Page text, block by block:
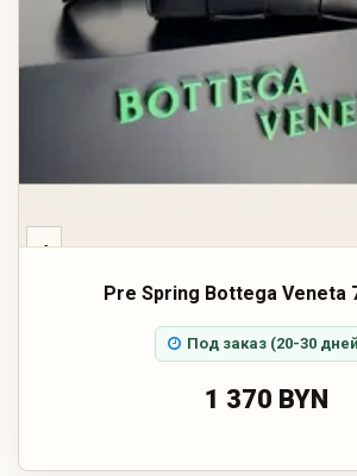
‹
Pre Spring Bottega Veneta
Под заказ (20-30
1 370 BYN